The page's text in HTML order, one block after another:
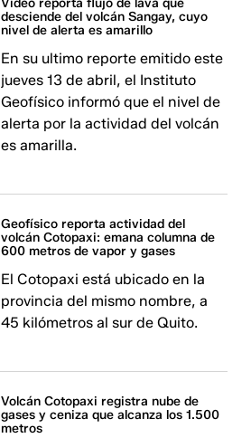
Video reporta flujo de lava que
desciende del volcán Sangay, cuyo
nivel de alerta es amarillo
En su ultimo reporte emitido este
jueves 13 de abril, el Instituto
Geofísico informó que el nivel de
alerta por la actividad del volcán
es amarilla.
Geofísico reporta actividad del
volcán Cotopaxi: emana columna de
600 metros de vapor y gases
El Cotopaxi está ubicado en la
provincia del mismo nombre, a
45 kilómetros al sur de Quito.
Volcán Cotopaxi registra nube de
gases y ceniza que alcanza los 1.500
metros